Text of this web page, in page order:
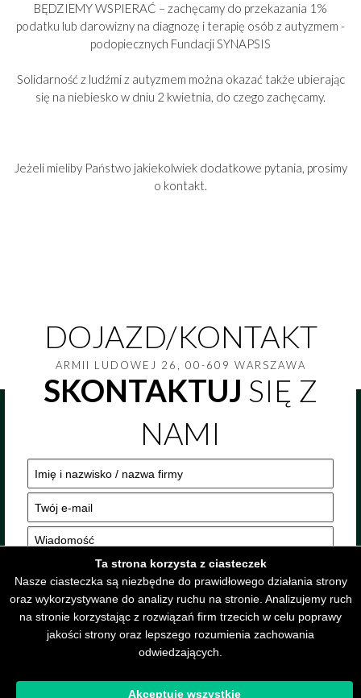
BĘDZIEMY WSPIERAĆ – zachęcamy do przekazania 1%
podatku lub darowizny na diagnozę i terapię osób z autyzmem -
podopiecznych Fundacji SYNAPSIS
Solidarność z ludźmi z autyzmem można okazać także ubierając
się na niebiesko w dniu 2 kwietnia, do czego zachęcamy.
Jeżeli mieliby Państwo jakiekolwiek dodatkowe pytania, prosimy
o kontakt.
DOJAZD/KONTAKT
ARMII LUDOWEJ 26, 00-609 WARSZAWA
SKONTAKTUJ SIĘ Z
NAMI
Ta strona korzysta z ciasteczek
Nasze ciasteczka są niezbędne do prawidłowego działania strony
oraz wykorzystywane do analizy ruchu na stronie. Analizujemy ruch
na stronie korzystając z rozwiązań firm trzecich w celu poprawy
jakości strony oraz lepszego rozumienia zachowania
odwiedzających.
Akceptuję wszystkie